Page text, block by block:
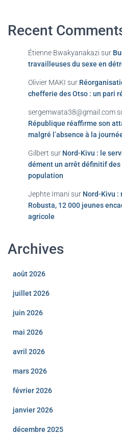
Recent
Étienne Bwakyanakazi sur
travailleuses du sexe en
Olivier MAKI sur
chefferie des Otso : un pari
sergemwata38@gmail.com
République réaffirme son
malgré l’absence à la
Gilbert sur Nord-Kivu : le
dément un arrêt définitif
population
Jephte Imani sur Nord-Kivu :
Robusta, 12 000 jeunes
agricole
Archives
août 2026
juillet 2026
juin 2026
mai 2026
avril 2026
mars 2026
février 2026
janvier 2026
décembre 2025